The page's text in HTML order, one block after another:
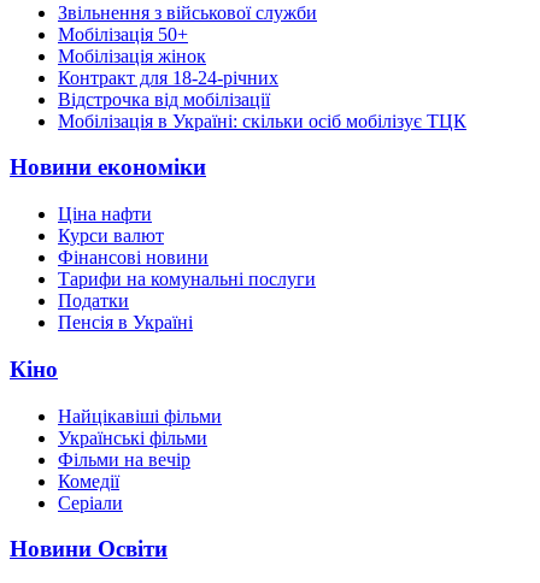
Звільнення з військової служби
Мобілізація 50+
Мобілізація жінок
Контракт для 18-24-річних
Відстрочка від мобілізації
Мобілізація в Україні: скільки осіб мобілізує ТЦК
Новини економіки
Ціна нафти
Курси валют
Фінансові новини
Тарифи на комунальні послуги
Податки
Пенсія в Україні
Кіно
Найцікавіші фільми
Українські фільми
Фільми на вечір
Комедії
Серіали
Новини Освіти